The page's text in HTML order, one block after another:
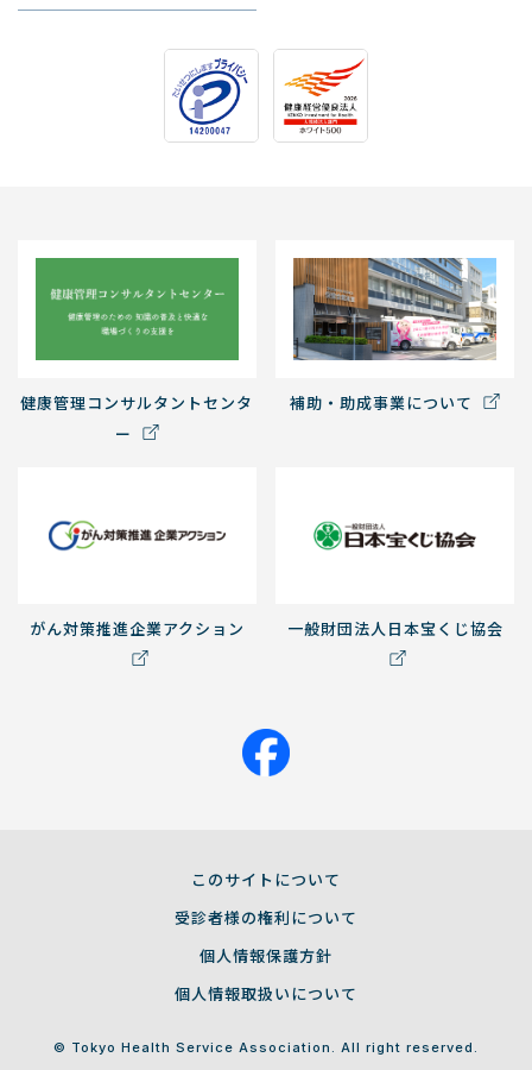
健康管理コンサルタントセンタ
ー
補助・助成事業について
がん対策推進企業アクション 一般財団法人日本宝くじ協会
このサイトについて
受診者様の権利について
個人情報保護方針
個人情報取扱いについて
© Tokyo Health Service Association. All right reserved.